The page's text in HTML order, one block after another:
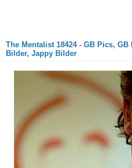
The Mentalist 18424 - GB Pics,
Bilder, Jappy Bilder